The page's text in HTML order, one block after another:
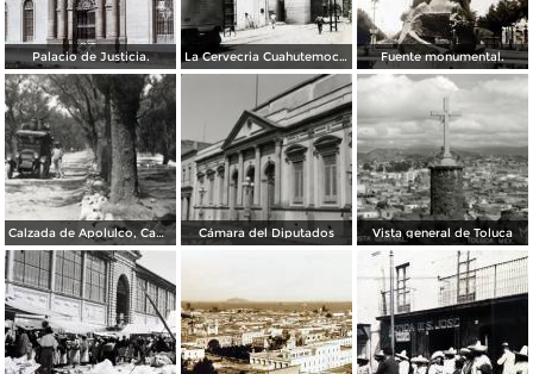
Palacio de Justicia. La Cervecria Cuahutemoc en Toluca, Edo de México ( Fechada el 2 de Mayo de 1957 ). Fuente monumental.
Calzada de Apolulco, Camino Toluca - Ciudad de México Cámara del Diputados Vista general de Toluca